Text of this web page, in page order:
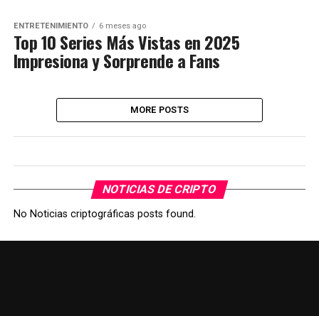
ENTRETENIMIENTO 6 meses ago
Top 10 Series Más Vistas en 2025
Impresiona y Sorprende a Fans
MORE POSTS
NOTICIAS DE CRIPTO
No Noticias criptográficas posts found.